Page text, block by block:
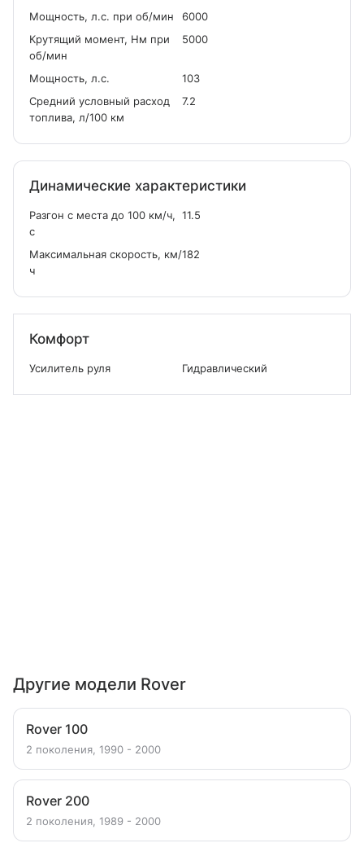
Мощность, л.с. при об/мин
6000
Крутящий момент, Нм при
об/мин
5000
Мощность, л.с.
103
Средний условный расход
топлива, л/100 км
7.2
Динамические характеристики
Разгон с места до 100 км/ч,
с
11.5
Максимальная скорость, км/
ч
182
Комфорт
Усилитель руля Гидравлический
Другие модели Rover
Rover 100
2 поколения, 1990 - 2000
Rover 200
2 поколения, 1989 - 2000